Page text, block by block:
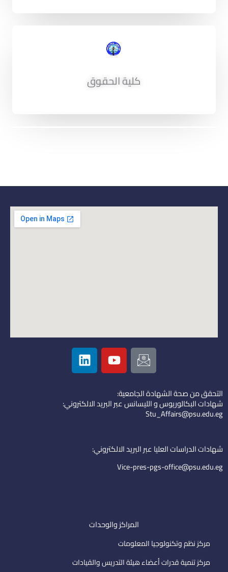
كلية الحقوق
I
c
o
n
-
e
i
l
Y
o
u
u
b
L
i
n
e
d
التحقق من صحة الشهادة الجامعية:
شهادات البكالوريوس و الليسانس عبر البريد الالكتروني:
Stu_Affairs@psu.edu.eg
شهادات الدراسات العليا عبر البريد الالكتروني:
Vice-pres-pgs-office@psu.edu.eg
المراكز والوحدات
مركز نظم وتكنولوجيا المعلومات
مركز تنمية قدرات أعضاء هيئة التدريس والقيادات